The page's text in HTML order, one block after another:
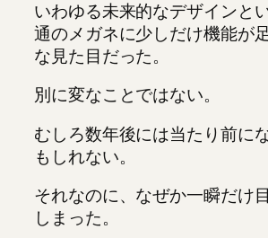
いわゆる未来的なデザインと
通のメガネに少しだけ機能が
な見た目だった。
別に変なことではない。
むしろ数年後には当たり前に
もしれない。
それなのに、なぜか一瞬だけ
しまった。